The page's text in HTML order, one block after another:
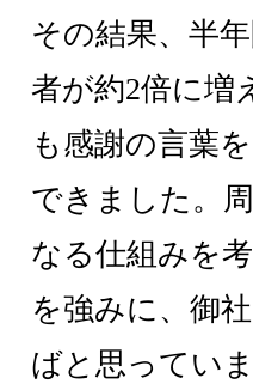
その結果、半
者が約2倍に増
も感謝の言葉
できました。
なる仕組みを
を強みに、御
ばと思っていま